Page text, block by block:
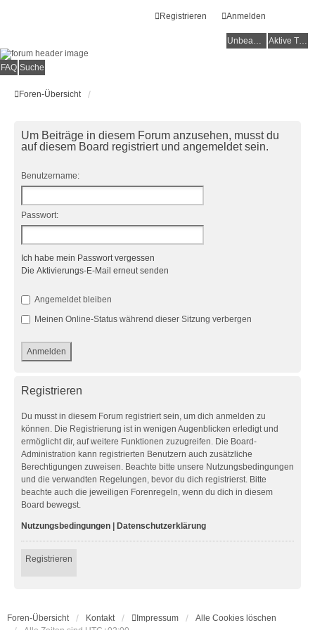
Anmelden
Registrieren
Unbeantwortete Themen Aktive Themen
FAQ Suche
Foren-Übersicht
Um Beiträge in diesem Forum anzusehen, musst du
auf diesem Board registriert und angemeldet sein.
Benutzername:
Passwort:
Ich habe mein Passwort vergessen
Die Aktivierungs-E-Mail erneut senden
Angemeldet bleiben
Meinen Online-Status während dieser Sitzung verbergen
Registrieren
Du musst in diesem Forum registriert sein, um dich anmelden zu
können. Die Registrierung ist in wenigen Augenblicken erledigt und
ermöglicht dir, auf weitere Funktionen zuzugreifen. Die Board-
Administration kann registrierten Benutzern auch zusätzliche
Berechtigungen zuweisen. Beachte bitte unsere Nutzungsbedingungen
und die verwandten Regelungen, bevor du dich registrierst. Bitte
beachte auch die jeweiligen Forenregeln, wenn du dich in diesem
Board bewegst.
Nutzungsbedingungen Datenschutzerklärung
Registrieren
Foren-Übersicht Kontakt Impressum
Alle Cookies löschen